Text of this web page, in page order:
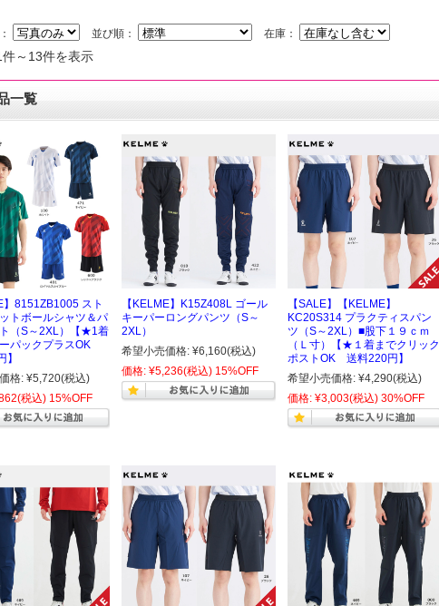
並び順： 在庫：
件～13件を表示
一覧
】8151ZB1005 スト
トボールシャツ＆パ
（S～2XL）【★1着
パックプラスOK
格: ¥5,720(税込)
(税込) 15%OFF
【KELME】K15Z408L ゴール
キーパーロングパンツ（S～
2XL）
希望小売価格: ¥6,160(税込)
価格: ¥5,236(税込) 15%OFF
【SALE】【KELME】
KC20S314 プラクティスパン
ツ（S～2XL）■股下１９ｃｍ
（Ｌ寸）【★１着までクリック
ポストOK 送料220円】
希望小売価格: ¥4,290(税込)
価格: ¥3,003(税込) 30%OFF